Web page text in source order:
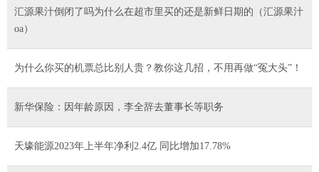
汇源果汁倒闭了吗为什么在超市里买的还是新鲜日期的（汇源果汁
oa）
为什么你买的机票总比别人贵？教你这几招，不用再做“冤大头”！
新华保险：因年龄原因，李全辞去董事长等职务
天壕能源2023年上半年净利2.4亿 同比增加17.78%